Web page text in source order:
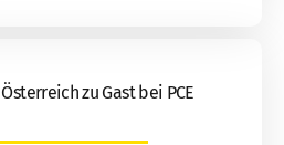
zu Gast bei PCE